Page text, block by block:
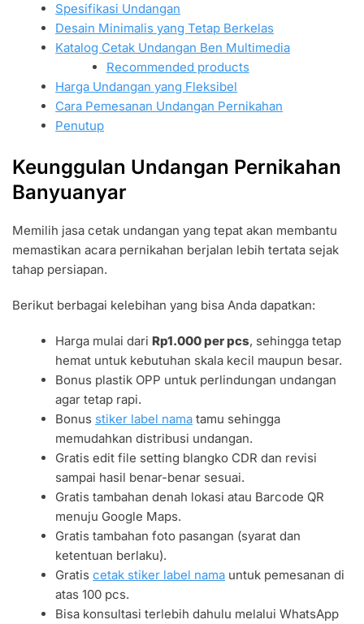
Spesifikasi Undangan
Desain Minimalis yang Tetap Berkelas
Katalog Cetak Undangan Ben Multimedia
Recommended products
Harga Undangan yang Fleksibel
Cara Pemesanan Undangan Pernikahan
Penutup
Keunggulan Undangan Pernikahan
Banyuanyar
Memilih jasa cetak undangan yang tepat akan membantu
memastikan acara pernikahan berjalan lebih tertata sejak
tahap persiapan.
Berikut berbagai kelebihan yang bisa Anda dapatkan:
Harga mulai dariRp1.000 per pcs, sehingga tetap
hemat untuk kebutuhan skala kecil maupun besar.
Bonus plastik OPP untuk perlindungan undangan
agar tetap rapi.
Bonus stiker label nama tamu sehingga
memudahkan distribusi undangan.
Gratis edit file setting blangko CDR dan revisi
sampai hasil benar-benar sesuai.
Gratis tambahan denah lokasi atau Barcode QR
menuju Google Maps.
Gratis tambahan foto pasangan (syarat dan
ketentuan berlaku).
Gratiscetak stiker label nama untuk pemesanan di
atas 100 pcs.
Bisa konsultasi terlebih dahulu melalui WhatsApp